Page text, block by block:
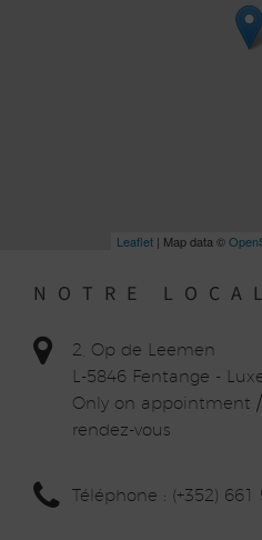
Leaflet | Map data ©
NOTRE
2, Op de Leemen
L-5846 Fentange -
Only on appointment
rendez-vous
Téléphone : (+352)